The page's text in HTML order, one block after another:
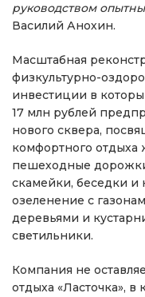
руководством
Василий Анохин.
Масштабная
физкультурно-
инвестиции в
17 млн рублей
нового сквера,
комфортного отдыха
пешеходные
скамейки, беседки и
озеленение с
деревьями и
светильники.
Компания не
отдыха «Ласточка», в